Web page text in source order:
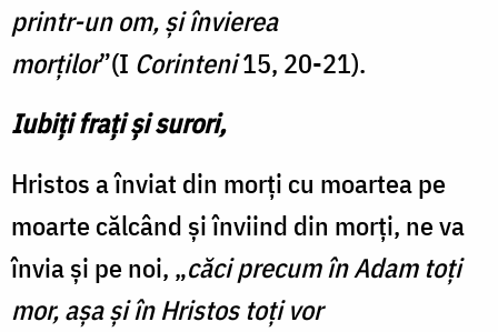
printr-un om, și învierea
morților”(I Corinteni15, 20-21).
Iubiți frați și surori,
Hristos a înviat din morți cu moartea pe
moarte călcând și înviind din morți, ne va
învia și pe noi, „căci precum în Adam toți
mor, așa și în Hristos toți vor